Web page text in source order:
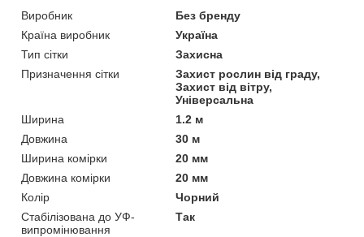
Виробник
Без бренду
Країна виробник
Україна
Тип сітки
Захисна
Призначення сітки
Захист рослин від граду,
Захист від вітру,
Універсальна
Ширина
1.2 м
Довжина
30 м
Ширина комірки
20 мм
Довжина комірки
20 мм
Колір
Чорний
Стабілізована до УФ-
випромінювання
Так